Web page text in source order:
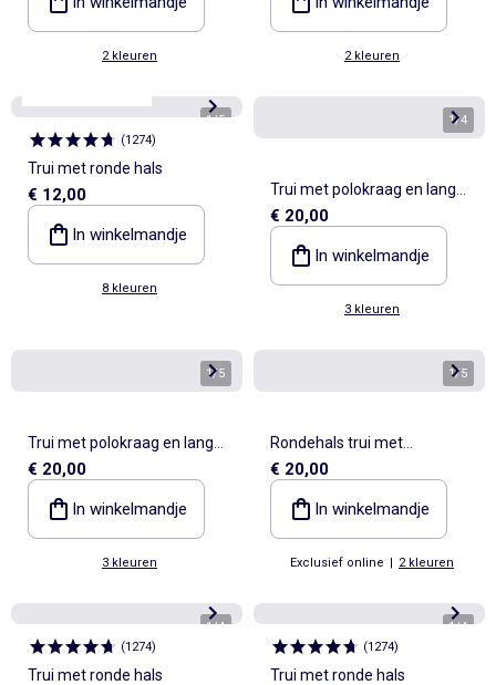
2 kleuren 2 kleuren
1/5
(1274)
Trui met ronde hals
€ 12,00
In winkelmandje
8 kleuren
1/4
Trui met polokraag en lange
mouwen
€ 20,00
In winkelmandje
3 kleuren
1/5
Trui met polokraag en lange
mouwen
€ 20,00
In winkelmandje
3 kleuren
1/5
Rondehals trui met
opdrukken
€ 20,00
In winkelmandje
Exclusief online | 2 kleuren
1/4
(1274)
Trui met ronde hals
1/4
(1274)
Trui met ronde hals